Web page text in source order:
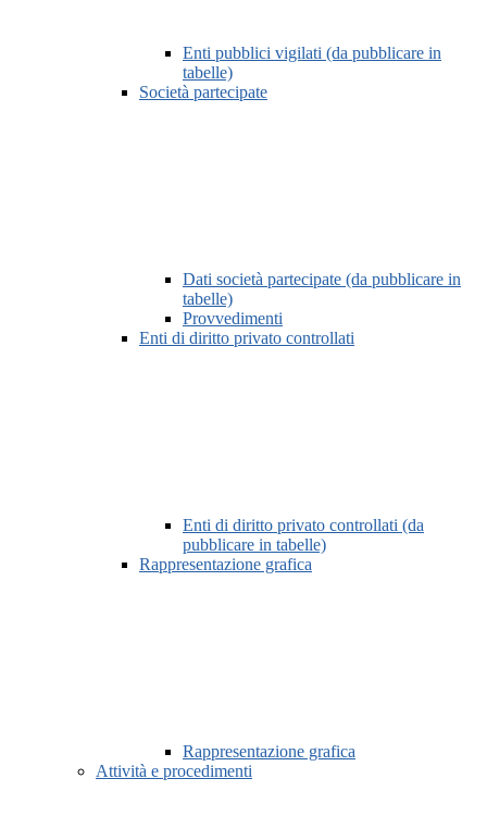
Enti pubblici vigilati (da pubblicare in
tabelle)
Società partecipate
Dati società partecipate (da pubblicare in
tabelle)
Provvedimenti
Enti di diritto privato controllati
Enti di diritto privato controllati (da
pubblicare in tabelle)
Rappresentazione grafica
Rappresentazione grafica
Attività e procedimenti